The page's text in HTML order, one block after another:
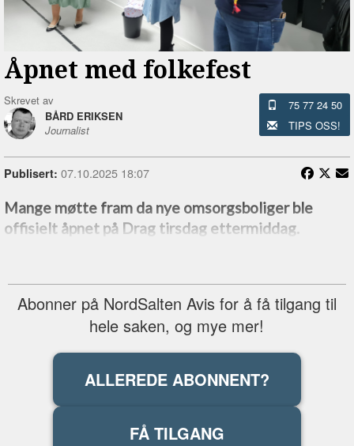
Åpnet med folkefest
Skrevet av
BÅRD ERIKSEN
Journalist
75 77 24 50
TIPS OSS!
Publisert: 07.10.2025 18:07
Mange møtte fram da nye omsorgsboliger ble
offisielt åpnet på Drag tirsdag ettermiddag.
Abonner på NordSalten Avis for å få tilgang til
hele saken, og mye mer!
ALLEREDE ABONNENT?
FÅ TILGANG